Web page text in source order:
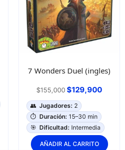
7 Wonders Duel (ingles)
$155,000$129,900
👥 Jugadores: 2
⏱️ Duración: 15–30 min
🎯 Dificultad: Intermedia
AÑADIR AL CARRITO